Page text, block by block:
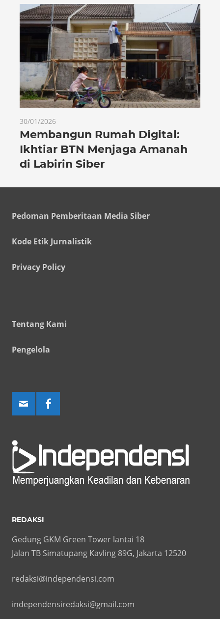
30/01/2026
Membangun Rumah Digital:
Ikhtiar BTN Menjaga Amanah
di Labirin Siber
Pedoman Pemberitaan Media Siber
Kode Etik Jurnalistik
Privacy Policy
Tentang Kami
Pengelola
REDAKSI
Gedung GKM Green Tower lantai 18
Jalan TB Simatupang Kavling 89G, Jakarta 12520
redaksi@independensi.com
independensiredaksi@gmail.com